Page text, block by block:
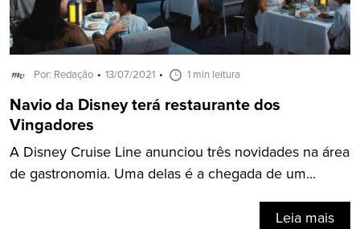
Por: Redação 13/07/2021 1 min leitura
Navio da Disney terá restaurante dos
Vingadores
A Disney Cruise Line anunciou três novidades na área
de gastronomia. Uma delas é a chegada de um...
Leia mais